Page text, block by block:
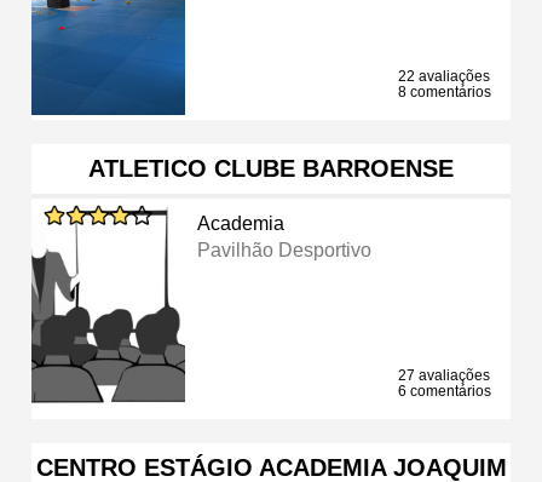
22 avaliações
8 comentários
ATLETICO CLUBE BARROENSE
Academia
Pavilhão Desportivo
27 avaliações
6 comentários
CENTRO ESTÁGIO ACADEMIA JOAQUIM